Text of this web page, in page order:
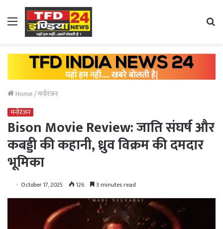
Menu
Home/मनोरंजन
मनोरंजन
Bison Movie Review: जाति संघर्ष और
कबड्डी की कहानी, ध्रुव विक्रम की दमदार
भूमिका
October 17, 2025 126 3 minutes read